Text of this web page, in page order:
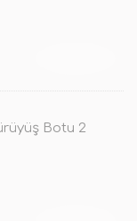
Botu 2